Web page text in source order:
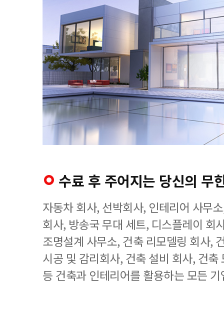
수료 후 주어지는 당신의 무
자동차 회사, 선박회사, 인테리어 사무
회사, 방송국 무대 세트, 디스플레이 회
조명설계 사무소, 건축 리모델링 회사,
시공 및 감리회사, 건축 설비 회사, 건축
등 건축과 인테리어를 활용하는 모든